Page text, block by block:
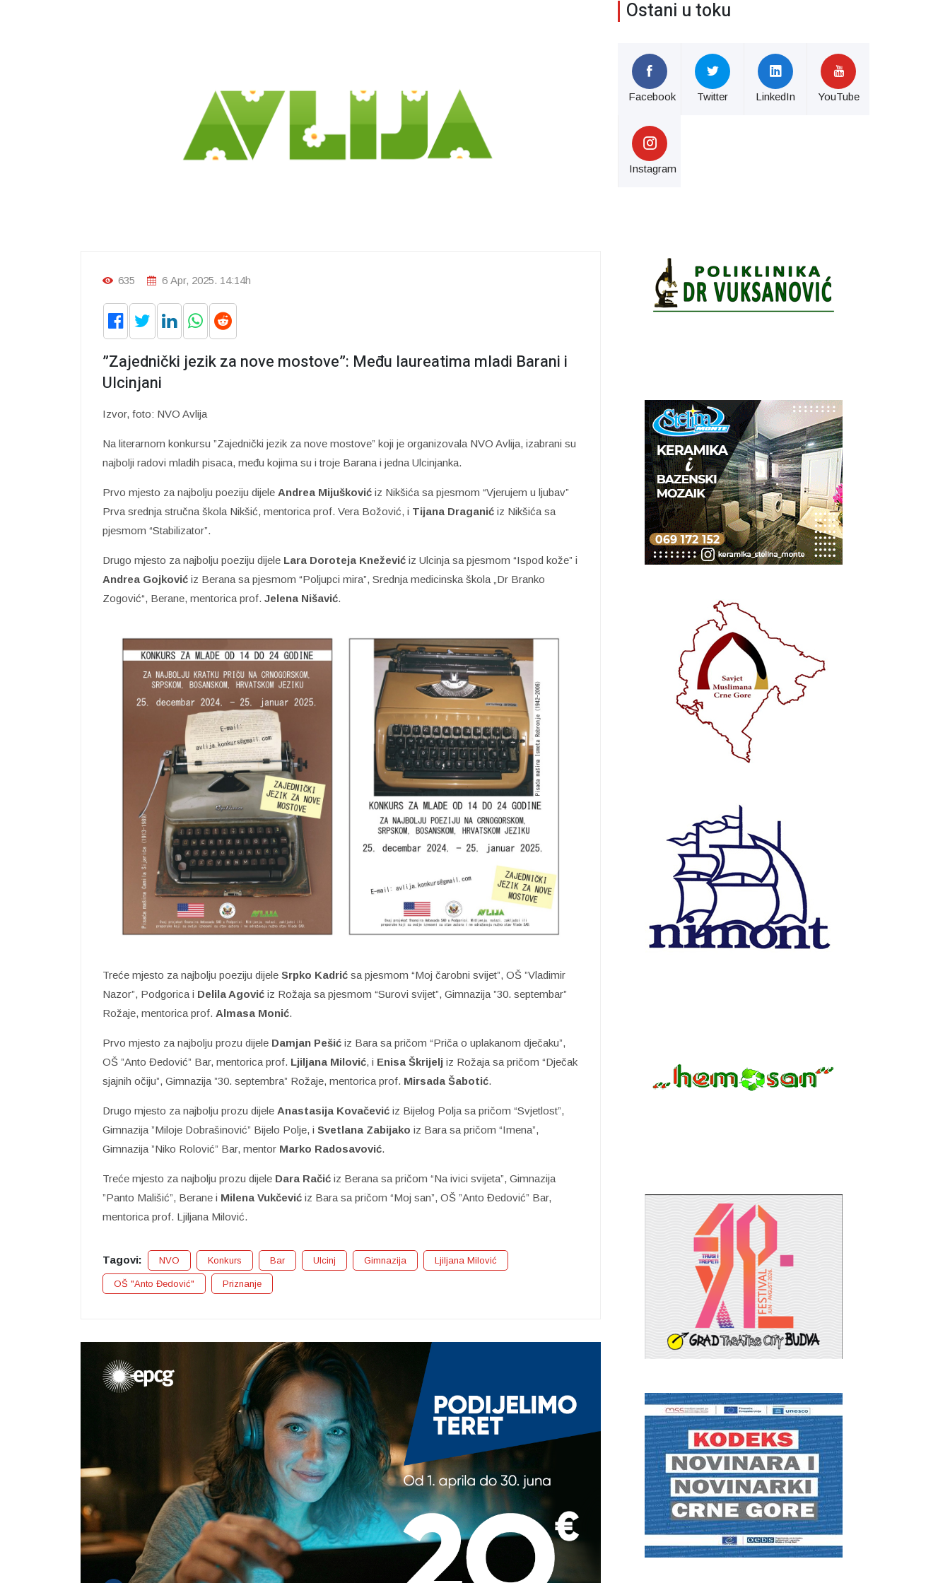
635 6 Apr, 2025. 14:14h
”Zajednički jezik za nove mostove”: Među laureatima mladi Barani i
Ulcinjani
Izvor, foto: NVO Avlija
Na literarnom konkursu ”Zajednički jezik za nove mostove” koji je organizovala NVO Avlija, izabrani su
najbolji radovi mladih pisaca, među kojima su i troje Barana i jedna Ulcinjanka.
Prvo mjesto za najbolju poeziju dijele Andrea Mijušković iz Nikšića sa pjesmom “Vjerujem u ljubav”
Prva srednja stručna škola Nikšić, mentorica prof. Vera Božović, i Tijana Draganić iz Nikšića sa
pjesmom “Stabilizator”.
Drugo mjesto za najbolju poeziju dijele Lara Doroteja Knežević iz Ulcinja sa pjesmom “Ispod kože” i
Andrea Gojković iz Berana sa pjesmom “Poljupci mira”, Srednja medicinska škola „Dr Branko
Zogović“, Berane, mentorica prof. Jelena Nišavić.
Treće mjesto za najbolju poeziju dijele Srpko Kadrić sa pjesmom “Moj čarobni svijet”, OŠ ”Vladimir
Nazor”, Podgorica i Delila Agović iz Rožaja sa pjesmom “Surovi svijet”, Gimnazija ”30. septembar”
Rožaje, mentorica prof. Almasa Monić.
Prvo mjesto za najbolju prozu dijele Damjan Pešić iz Bara sa pričom “Priča o uplakanom dječaku”,
OŠ ”Anto Đedović” Bar, mentorica prof. Ljiljana Milović, i Enisa Škrijelj iz Rožaja sa pričom “Dječak
sjajnih očiju”, Gimnazija ”30. septembra” Rožaje, mentorica prof. Mirsada Šabotić.
Drugo mjesto za najbolju prozu dijele Anastasija Kovačević iz Bijelog Polja sa pričom “Svjetlost”,
Gimnazija ”Miloje Dobrašinović” Bijelo Polje, i Svetlana Zabijako iz Bara sa pričom “Imena”,
Gimnazija ”Niko Rolović” Bar, mentor Marko Radosavović.
Treće mjesto za najbolju prozu dijele Dara Račić iz Berana sa pričom “Na ivici svijeta”, Gimnazija
”Panto Mališić”, Berane i Milena Vukčević iz Bara sa pričom “Moj san”, OŠ ”Anto Đedović” Bar,
mentorica prof. Ljiljana Milović.
Tagovi: NVO Konkurs Bar Ulcinj Gimnazija Ljiljana Milović
OŠ "Anto Đedović" Priznanje
Ostani u toku
Facebook Twitter LinkedIn YouTube
Instagram